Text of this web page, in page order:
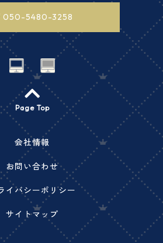
050-5480-3258
Page Top
会社情報
お問い合わせ
イバシーポリシー
サイトマップ